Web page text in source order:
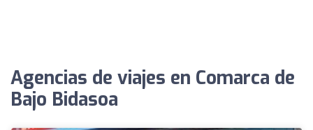
Agencias de viajes en Comarca de
Bajo Bidasoa